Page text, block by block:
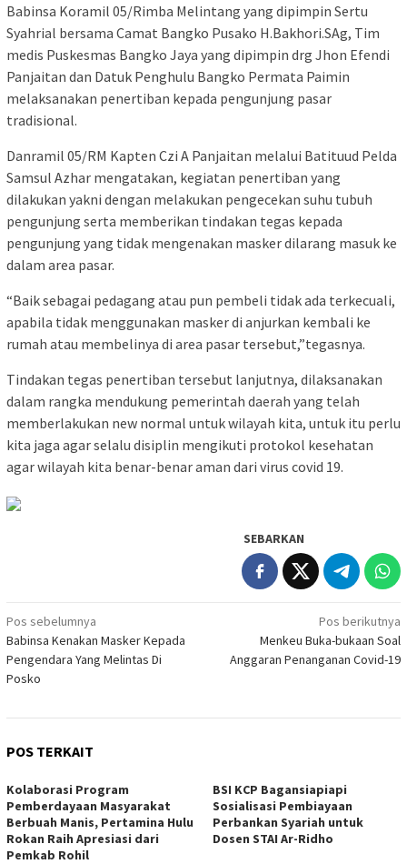
Babinsa Koramil 05/Rimba Melintang yang dipimpin Sertu
Syahrial bersama Camat Bangko Pusako H.Bakhori.SAg, Tim
medis Puskesmas Bangko Jaya yang dipimpin drg Jhon Efendi
Panjaitan dan Datuk Penghulu Bangko Permata Paimin
melaksanakan penertiban kepada pengunjung pasar
tradisional.
Danramil 05/RM Kapten Czi A Panjaitan melalui Batituud Pelda
Samsul Azhar mengatakan, kegiatan penertiban yang
dilakukan yakni dengan melakukan pengecekan suhu tubuh
pengunjung serta memberikan tindakan tegas kepada
pengunjung yang tidak mengenakan masker dilarang masuk ke
dalam area pasar.
“Baik sebagai pedagang atau pun pembeli tidak ada terkecuali,
apabila tidak menggunakan masker di anjurkan kembali ke
rumah atau membelinya di area pasar tersebut,”tegasnya.
Tindakan tegas penertiban tersebut lanjutnya, dilaksanakan
dalam rangka mendukung pemerintah daerah yang telah
memberlakukan new normal untuk wilayah kita, untuk itu perlu
kita jaga agar selalu disiplin mengikuti protokol kesehatan
agar wilayah kita benar-benar aman dari virus covid 19.
SEBARKAN
Navigasi
pos
Pos sebelumnya
Babinsa Kenakan Masker Kepada
Pengendara Yang Melintas Di
Posko
Pos berikutnya
Menkeu Buka-bukaan Soal
Anggaran Penanganan Covid-19
POS TERKAIT
Kolaborasi Program
Pemberdayaan Masyarakat
Berbuah Manis, Pertamina Hulu
Rokan Raih Apresiasi dari
Pemkab Rohil
BSI KCP Bagansiapiapi
Sosialisasi Pembiayaan
Perbankan Syariah untuk
Dosen STAI Ar-Ridho